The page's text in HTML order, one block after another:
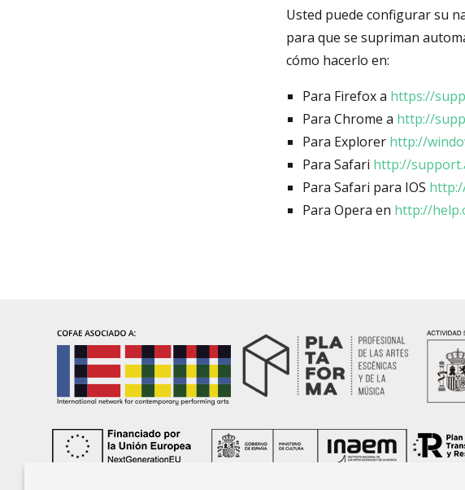
Usted puede configurar su
para que se supriman
cómo hacerlo en:
Para Firefox a https://
Para Chrome a http://
Para Explorer http://
Para Safari http://
Para Safari para IOS
Para Opera en http://